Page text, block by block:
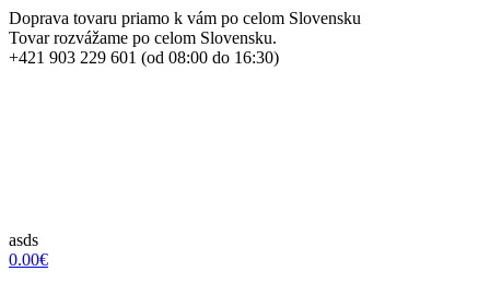
Doprava tovaru priamo k vám po celom Slovensku
Tovar rozvážame po celom Slovensku.
+421 903 229 601 (od 08:00 do 16:30)
asds
0.00€